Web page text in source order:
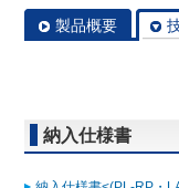
製品概要
納入仕様書